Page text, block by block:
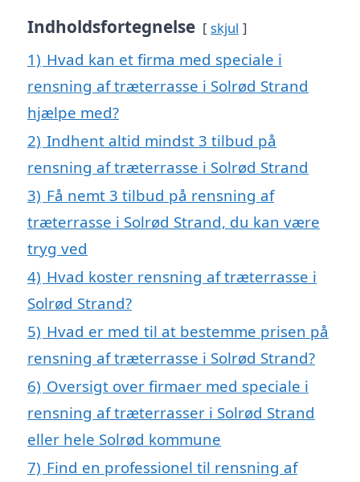
Indholdsfortegnelse skjul
1) Hvad kan et firma med speciale i
rensning af træterrasse i Solrød Strand
hjælpe med?
2) Indhent altid mindst 3 tilbud på
rensning af træterrasse i Solrød Strand
3) Få nemt 3 tilbud på rensning af
træterrasse i Solrød Strand, du kan være
tryg ved
4) Hvad koster rensning af træterrasse i
Solrød Strand?
5) Hvad er med til at bestemme prisen på
rensning af træterrasse i Solrød Strand?
6) Oversigt over firmaer med speciale i
rensning af træterrasser i Solrød Strand
eller hele Solrød kommune
7) Find en professionel til rensning af